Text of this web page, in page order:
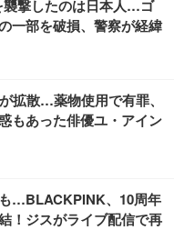
襲撃したのは日本人…ゴ
一部を破損、警察が経緯
拡散…薬物使用で有罪、
もあった俳優ユ・アイン
…BLACKPINK、10周年
！ジスがライブ配信で再